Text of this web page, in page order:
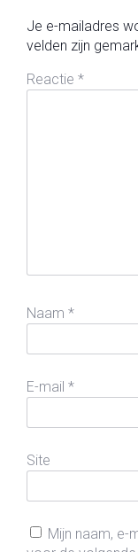
Je e-mailadres
velden zijn
Reactie *
Naam *
E-mail *
Site
Mijn naam, e-